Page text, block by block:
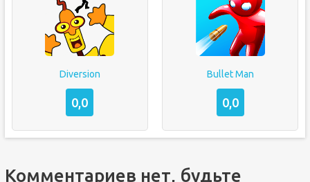
Diversion
0,0
Bullet Man
0,0
Комментариев нет, будьте